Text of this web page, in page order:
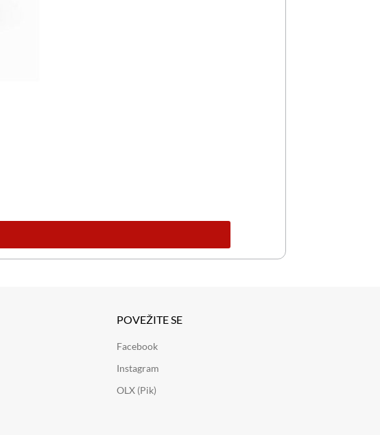
POVEŽITE SE
Facebook
Instagram
OLX (Pik)